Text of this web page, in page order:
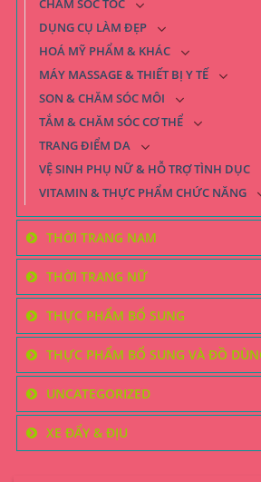
CHĂM SÓC TÓC
DỤNG CỤ LÀM ĐẸP
HOÁ MỸ PHẨM & KHÁC
MÁY MASSAGE & THIẾT BỊ Y TẾ
SON & CHĂM SÓC MÔI
TẮM & CHĂM SÓC CƠ THỂ
TRANG ĐIỂM DA
VỆ SINH PHỤ NỮ & HỖ TRỢ TÌNH DỤC
VITAMIN & THỰC PHẨM CHỨC NĂNG
THỜI TRANG NAM
THỜI TRANG NỮ
THỰC PHẨM BỔ SUNG
THỰC PHẨM BỔ SUNG VÀ ĐỒ
UNCATEGORIZED
XE ĐẨY & ĐỊU